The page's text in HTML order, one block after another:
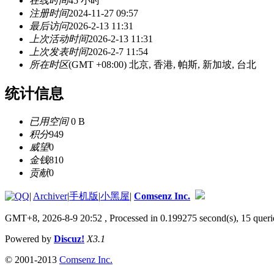
注册时间2024-11-27 09:57
最后访问2026-2-13 11:31
上次活动时间2026-2-13 11:31
上次发表时间2026-2-7 11:54
所在时区(GMT +08:00) 北京, 香港, 帕斯, 新加坡, 台北
统计信息
已用空间0 B
积分949
威望0
金钱810
贡献0
| Archiver|手机版|小黑屋| Comsenz Inc.
GMT+8, 2026-8-9 20:52 , Processed in 0.199275 second(s), 15
Powered by Discuz! X3.1
© 2001-2013 Comsenz Inc.